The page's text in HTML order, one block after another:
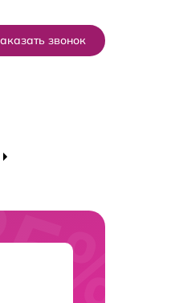
звонок